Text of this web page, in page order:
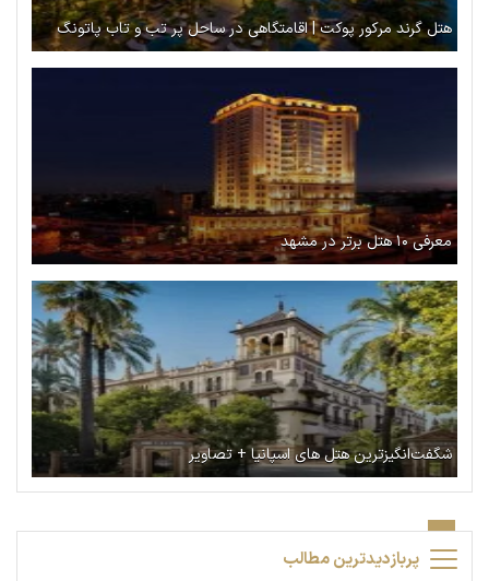
هتل گرند مرکور پوکت | اقامتگاهی در ساحل پر تب و تاب پاتونگ
معرفی ۱۰ هتل برتر در مشهد
شگفت‌انگیزترین هتل های اسپانیا + تصاویر
پربازدیدترین مطالب